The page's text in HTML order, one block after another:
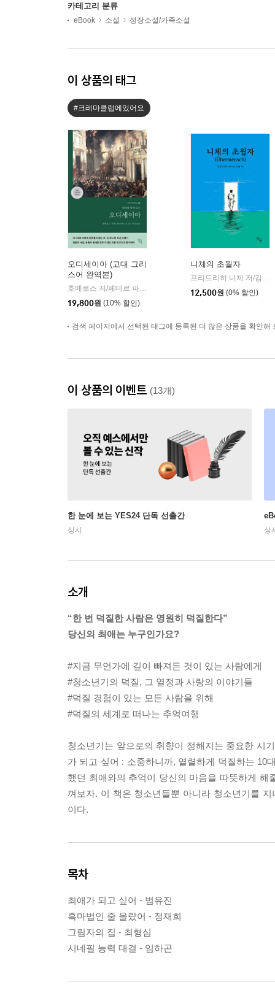
카테고리 분류
eBook 소설 성장소설/가족소설
이 상품의 태그
#크레마클럽에있어요
오디세이아 (고대 그리
스어 완역본)
| 현대지성
19,800원 (10% 할인)
니체의 초월자
12,500원 (0% 할인)
검색 페이지에서 선택된 태그에 등록된 더 많은 상품을 확인해
이 상품의 이벤트 (13개)
한 눈에 보는 YES24 단독 선출간
상시 상
소개
“한 번 덕질한 사람은 영원히 덕질한다”
당신의 최애는 누구인가요?
#지금 무언가에 깊이 빠져든 것이 있는 사람에게
#청소년기의 덕질, 그 열정과 사랑의 이야기들
#덕질 경험이 있는 모든 사람을 위해
#덕질의 세계로 떠나는 추억여행
청소년기는 앞으로의 취향이 정해지는 중요한 시
가 되고 싶어 : 소중하니까, 열렬하게 덕질하는 10
했던 최애와의 추억이 당신의 마음을 따뜻하게
껴보자. 이 책은 청소년들뿐 아니라 청소년기를
이다.
목차
최애가 되고 싶어 - 범유진
흑마법인 줄 몰랐어 - 정재희
그림자의 집 - 최형심
시네필 능력 대결 - 임하곤